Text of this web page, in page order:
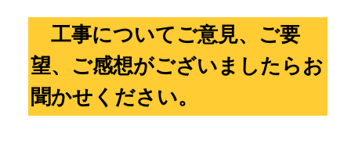
工事についてご意見、ご要
望、ご感想がございましたらお
聞かせください。